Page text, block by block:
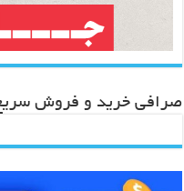
صرافی خرید و فروش